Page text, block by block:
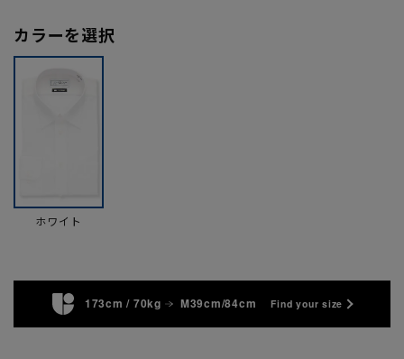
カラーを選択
ホワイト
173cm / 70kg M39cm/84cm Find your size